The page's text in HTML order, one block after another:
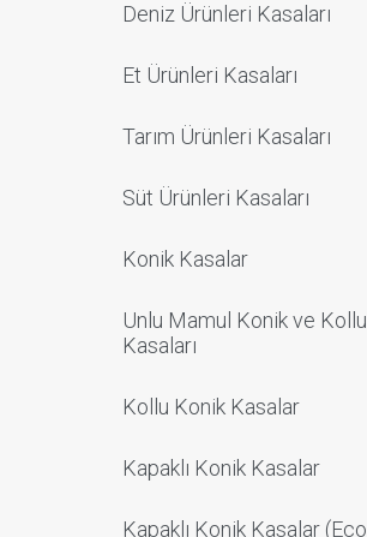
Deniz Ürünleri Kasaları
Et Ürünleri Kasaları
Tarım Ürünleri Kasaları
Süt Ürünleri Kasaları
Konik Kasalar
Unlu Mamul Konik ve Kollu
Kasaları
Kollu Konik Kasalar
Kapaklı Konik Kasalar
Kapaklı Konik Kasalar (Eco